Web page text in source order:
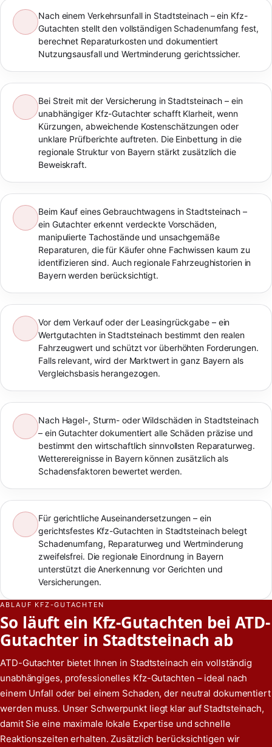
Nach einem Verkehrsunfall in Stadtsteinach – ein Kfz-
Gutachten stellt den vollständigen Schadenumfang fest,
berechnet Reparaturkosten und dokumentiert
Nutzungsausfall und Wertminderung gerichtssicher.
Bei Streit mit der Versicherung in Stadtsteinach – ein
unabhängiger Kfz-Gutachter schafft Klarheit, wenn
Kürzungen, abweichende Kostenschätzungen oder
unklare Prüfberichte auftreten. Die Einbettung in die
regionale Struktur von Bayern stärkt zusätzlich die
Beweiskraft.
Beim Kauf eines Gebrauchtwagens in Stadtsteinach –
ein Gutachter erkennt verdeckte Vorschäden,
manipulierte Tachostände und unsachgemäße
Reparaturen, die für Käufer ohne Fachwissen kaum zu
identifizieren sind. Auch regionale Fahrzeughistorien in
Bayern werden berücksichtigt.
Vor dem Verkauf oder der Leasingrückgabe – ein
Wertgutachten in Stadtsteinach bestimmt den realen
Fahrzeugwert und schützt vor überhöhten Forderungen.
Falls relevant, wird der Marktwert in ganz Bayern als
Vergleichsbasis herangezogen.
Nach Hagel-, Sturm- oder Wildschäden in Stadtsteinach
– ein Gutachter dokumentiert alle Schäden präzise und
bestimmt den wirtschaftlich sinnvollsten Reparaturweg.
Wetterereignisse in Bayern können zusätzlich als
Schadensfaktoren bewertet werden.
Für gerichtliche Auseinandersetzungen – ein
gerichtsfestes Kfz-Gutachten in Stadtsteinach belegt
Schadenumfang, Reparaturweg und Wertminderung
zweifelsfrei. Die regionale Einordnung in Bayern
unterstützt die Anerkennung vor Gerichten und
Versicherungen.
ABLAUF KFZ-GUTACHTEN
So läuft ein Kfz-Gutachten bei ATD-
Gutachter in Stadtsteinach ab
ATD-Gutachter bietet Ihnen in Stadtsteinach ein vollständig
unabhängiges, professionelles Kfz-Gutachten – ideal nach
einem Unfall oder bei einem Schaden, der neutral dokumentiert
werden muss. Unser Schwerpunkt liegt klar auf Stadtsteinach,
damit Sie eine maximale lokale Expertise und schnelle
Reaktionszeiten erhalten. Zusätzlich berücksichtigen wir